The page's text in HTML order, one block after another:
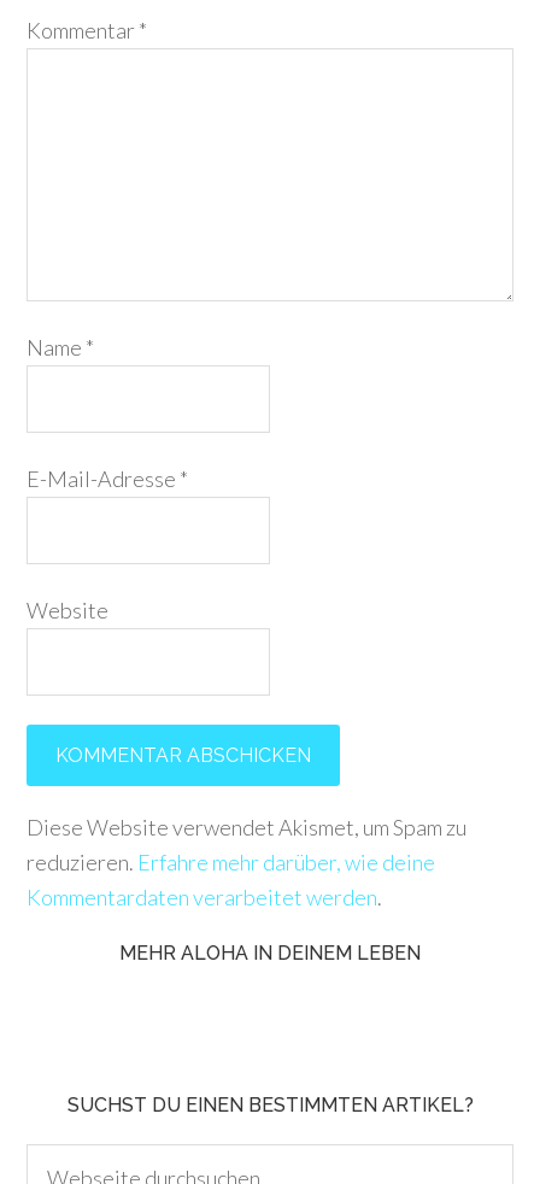
Kommentar*
Name *
E-Mail-Adresse *
Website
Diese Website verwendet Akismet, um Spam zu
reduzieren. Erfahre mehr darüber, wie deine
Kommentardaten verarbeitet werden.
MEHR ALOHA IN DEINEM LEBEN
SUCHST DU EINEN BESTIMMTEN ARTIKEL?